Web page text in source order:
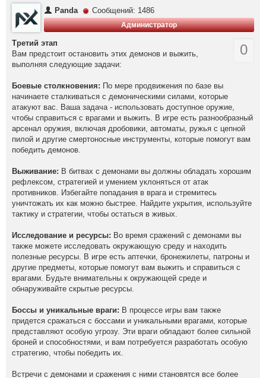
Panda
Сообщений: 1486
Администратор
0
Третий этап
Вам предстоит остановить этих демонов и выжить,
выполняя следующие задачи:
Боевые столкновения: По мере продвижения по базе вы
начинаете сталкиваться с демоническими силами, которые
атакуют вас. Ваша задача - использовать доступное оружие,
чтобы справиться с врагами и выжить. В игре есть разнообразный
арсенал оружия, включая дробовики, автоматы, ружья с цепной
пилой и другие смертоносные инструменты, которые помогут вам
победить демонов.
Выживание: В битвах с демонами вы должны обладать хорошим
рефлексом, стратегией и умением уклоняться от атак
противников. Избегайте попадания в врага и стремитесь
уничтожать их как можно быстрее. Найдите укрытия, используйте
тактику и стратегии, чтобы остаться в живых.
Исследование и ресурсы: Во время сражений с демонами вы
также можете исследовать окружающую среду и находить
полезные ресурсы. В игре есть аптечки, бронежилеты, патроны и
другие предметы, которые помогут вам выжить и справиться с
врагами. Будьте внимательны к окружающей среде и
обнаруживайте скрытые ресурсы.
Боссы и уникальные враги: В процессе игры вам также
придется сражаться с боссами и уникальными врагами, которые
представляют особую угрозу. Эти враги обладают более сильной
броней и способностями, и вам потребуется разработать особую
стратегию, чтобы победить их.
Встречи с демонами и сражения с ними становятся все более